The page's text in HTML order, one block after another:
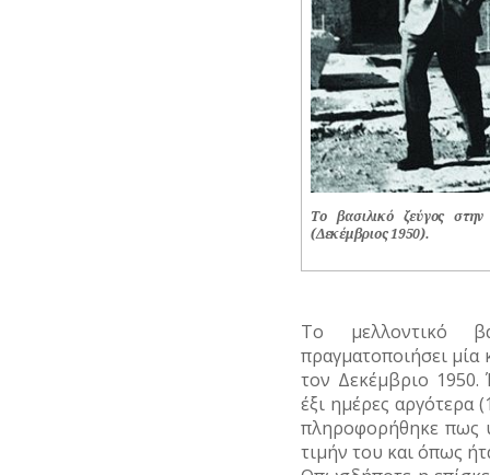
Το βασιλικό ζεύγος
(Δεκέμβριος 1950).
Το μελλοντικό
πραγματοποιήσει
τον Δεκέμβριο
έξι ημέρες αργότερα
πληροφορήθηκε πως
τιμήν του και όπως